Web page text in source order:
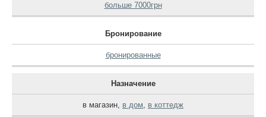
больше 7000грн
Бронирование
бронированные
Назначение
в магазин, в дом, в коттедж